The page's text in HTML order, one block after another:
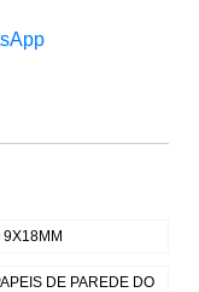
9X18MM
DE PAREDE DO